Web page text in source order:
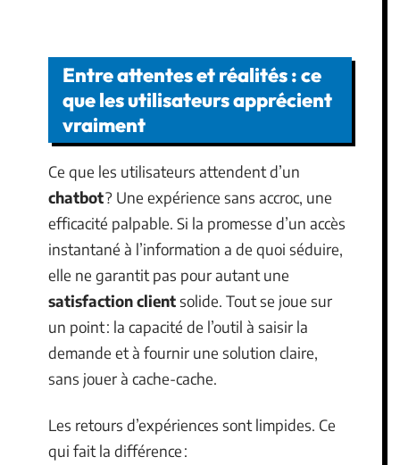
Entre attentes et réalités : ce
que les utilisateurs apprécient
vraiment
Ce que les utilisateurs attendent d’un
chatbot? Une expérience sans accroc, une
efficacité palpable. Si la promesse d’un accès
instantané à l’information a de quoi séduire,
elle ne garantit pas pour autant une
satisfaction clientsolide. Tout se joue sur
un point : la capacité de l’outil à saisir la
demande et à fournir une solution claire,
sans jouer à cache-cache.
Les retours d’expériences sont limpides. Ce
qui fait la différence :